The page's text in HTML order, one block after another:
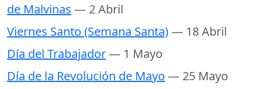
de Malvinas — 2 Abril
Viernes Santo (Semana Santa)— 18 Abril
Día del Trabajador— 1 Mayo
Día de la Revolución de Mayo — 25 Mayo